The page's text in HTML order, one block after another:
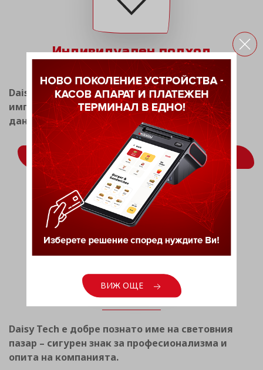
Индивидуален подход
Daisy Tech има опит в разработката и
имплементацията на системи за фискален и
данъчен мениджмънт.
ВИЖ ОЩЕ
Световен опит
Daisy Tech е добре познато име на световния
пазар – сигурен знак за професионализма и
опита на компанията.
ВИЖ ОЩЕ